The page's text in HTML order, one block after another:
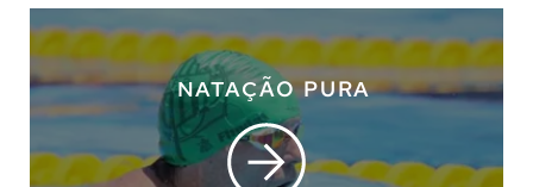
NATAÇÃO PURA